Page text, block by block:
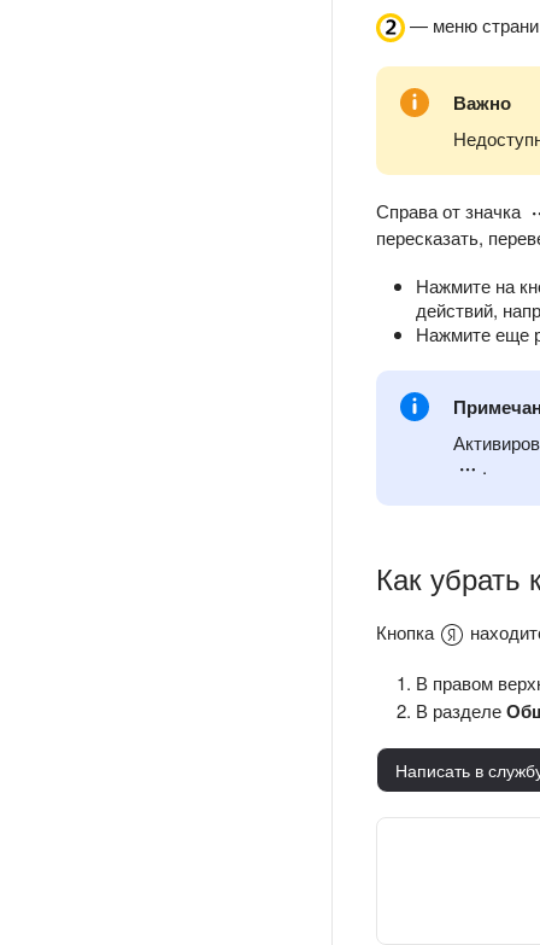
— меню
Важно
Справа от значка
пересказать,
Нажмите на
действий,
Нажмите еще
.
Как убрать
Кнопка
В правом
В разделе
Написать в